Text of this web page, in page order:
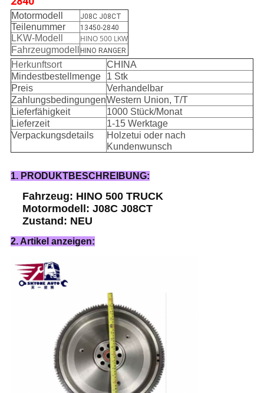
Motormodell J08C J08CT
Teilenummer 13450-2840
LKW-Modell
HINO 500 LKW
Fahrzeugmodell
HINO RANGER
Herkunftsort
CHINA
Mindestbestellmenge
1 Stk
Preis
Verhandelbar
ZahlungsbedingungenWestern Union, T/T
Lieferfähigkeit
1000 Stück/Monat
Lieferzeit
1-15 Werktage
Verpackungsdetails
Holzetui oder nach
Kundenwunsch
1. PRODUKTBESCHREIBUNG:
Fahrzeug: HINO 500 TRUCK
Motormodell: J08C J08CT
Zustand: NEU
2. Artikel anzeigen: